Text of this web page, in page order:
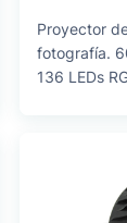
Proyector
fotografía.
136 LEDs